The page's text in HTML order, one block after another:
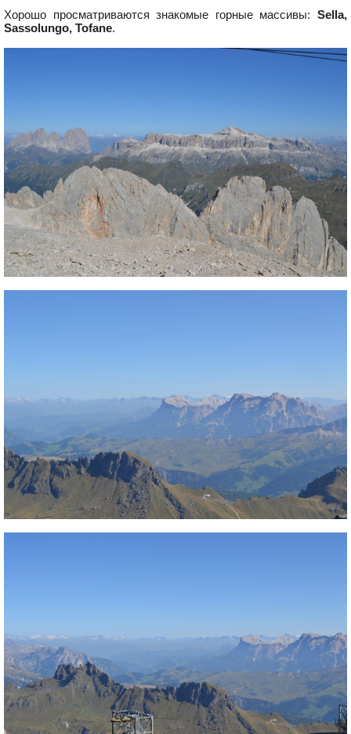
Хорошо просматриваются знакомые горные массивы: Sella,
Sassolungo, Tofane.